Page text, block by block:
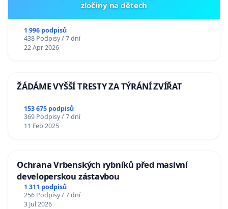
zločiny na dětech
1 996 podpisů
438 Podpisy / 7 dní
22 Apr 2026
ŽÁDÁME VYŠŠÍ TRESTY ZA TÝRÁNÍ ZVÍŘAT
153 675 podpisů
369 Podpisy / 7 dní
11 Feb 2025
Ochrana Vrbenských rybníků před masivní
developerskou zástavbou
1 311 podpisů
256 Podpisy / 7 dní
3 Jul 2026